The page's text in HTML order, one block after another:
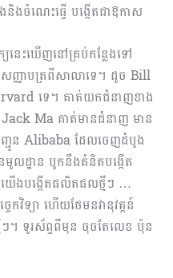
ចំណេះធ្វើ បង្កើតជាឱកាស
េះឃើញនៅគ្រប់កន្លែងទៅ
ញាបត្រពីសាលាទេ។ ដូច Bill
ទេ។ គាត់យកជំនាញខាង
Ma គាត់មានជំនាញ មាន
ញ្ជូន Alibaba​ ដែលចេញដំបូង
លដ្ឋាន បូកនឹងគំនិតបង្កើត
ើងបង្កើតផលិតផលថ្មីៗ …
កវិទ្យា ហើយថែមនវានុវត្តន៍
។ ទូរស័ព្ទពីមុន ចុចតែលេខ ប៉ុន